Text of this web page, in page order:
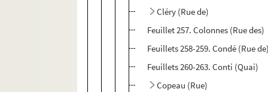
Cléry (Rue de)
Feuillet 257. Colonnes (Rue des)
Feuillets 258-259. Condé (Rue
Feuillets 260-263. Conti (Quai)
Copeau (Rue)